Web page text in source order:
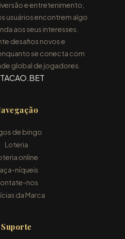
e entretenimento,
usuários encontrem algo
aos seus interesses.
desafios novos e
se conecta com
global de jogadores.
de bingo
Loteria
online
níqueis
nos
da Marca
Suporte